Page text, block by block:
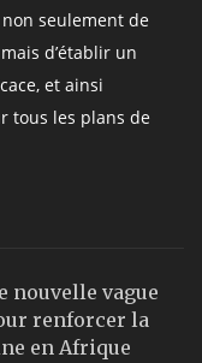
seulement de
d’établir un
et ainsi
tous les plans de
nouvelle vague
renforcer la
en Afrique